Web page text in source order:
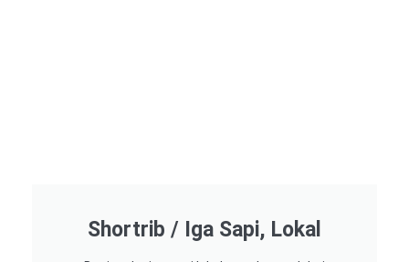
Shortrib / Iga Sapi, Lokal